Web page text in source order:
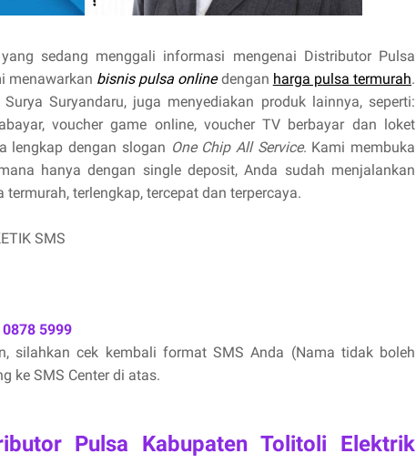
sedang menggali informasi mengenai Distributor Pulsa
menawarkan bisnis pulsa onlinedengan harga pulsa termurah.
Suryandaru, juga menyediakan produk lainnya, seperti:
voucher game online, voucher TV berbayar dan loket
lengkap dengan slogan One Chip All Service. Kami membuka
hanya dengan single deposit, Anda sudah menjalankan
terlengkap, tercepat dan terpercaya.
SMS
5999
silahkan cek kembali format SMS Anda (Nama tidak boleh
ke SMS Center di atas.
Pulsa Kabupaten Tolitoli Elektrik